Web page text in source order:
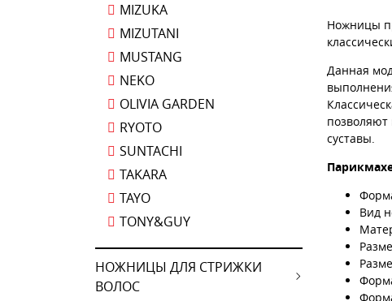
MIZUKA
MIZUTANI
MUSTANG
NEKO
OLIVIA GARDEN
RYOTO
SUNTACHI
TAKARA
TAYO
TONY&GUY
НОЖНИЦЫ ДЛЯ СТРИЖКИ
ВОЛОС
Ножницы
Данная
суставы.
Вид